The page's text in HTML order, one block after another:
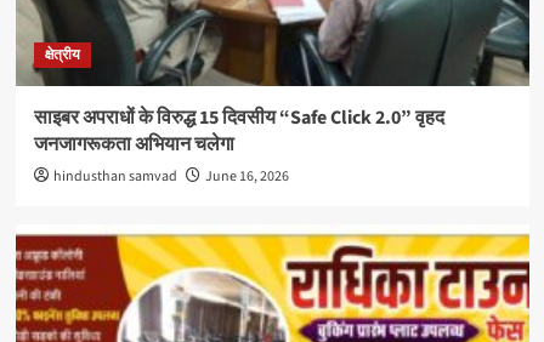
क्षेत्रीय
साइबर अपराधों के विरुद्ध 15 दिवसीय “Safe Click 2.0” वृहद
जनजागरूकता अभियान चलेगा
hindusthan samvad June 16, 2026